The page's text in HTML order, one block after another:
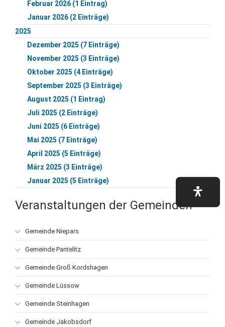
Februar 2026 (1 Eintrag)
Januar 2026 (2 Einträge)
2025
Dezember 2025 (7 Einträge)
November 2025 (3 Einträge)
Oktober 2025 (4 Einträge)
September 2025 (3 Einträge)
August 2025 (1 Eintrag)
Juli 2025 (2 Einträge)
Juni 2025 (6 Einträge)
Mai 2025 (7 Einträge)
April 2025 (5 Einträge)
März 2025 (3 Einträge)
Januar 2025 (5 Einträge)
Veranstaltungen der Gemeinden
Navigation
überspringen
Gemeinde Niepars
Gemeinde Pantelitz
Gemeinde Groß Kordshagen
Gemeinde Lüssow
Gemeinde Steinhagen
Gemeinde Jakobsdorf